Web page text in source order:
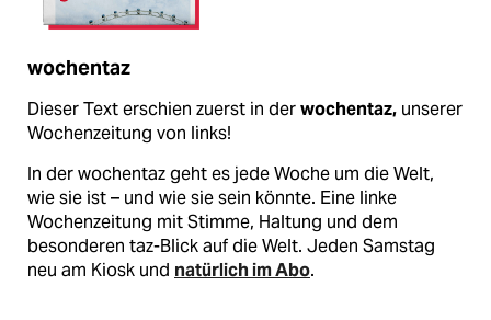
wochentaz
Dieser Text erschien zuerst in derwochentaz, unserer
Wochenzeitung von links!
In der wochentaz geht es jede Woche um die Welt,
wie sie ist – und wie sie sein könnte. Eine linke
Wochenzeitung mit Stimme, Haltung und dem
besonderen taz-Blick auf die Welt. Jeden Samstag
neu am Kiosk und natürlich im Abo.